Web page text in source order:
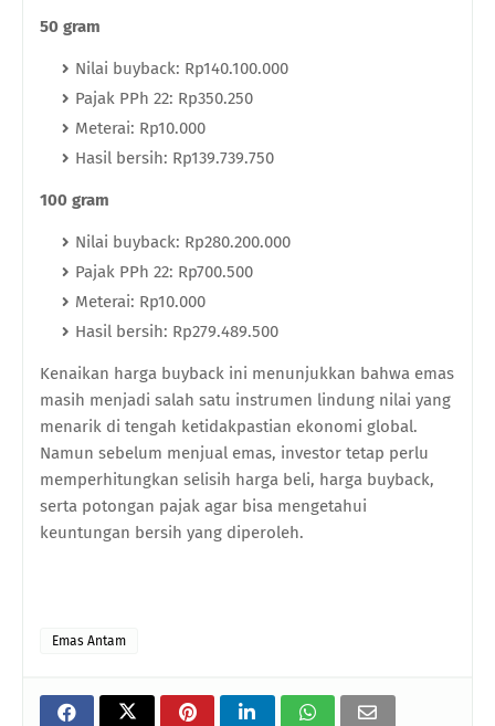
50 gram
Nilai buyback: Rp140.100.000
Pajak PPh 22: Rp350.250
Meterai: Rp10.000
Hasil bersih: Rp139.739.750
100 gram
Nilai buyback: Rp280.200.000
Pajak PPh 22: Rp700.500
Meterai: Rp10.000
Hasil bersih: Rp279.489.500
Kenaikan harga buyback ini menunjukkan bahwa emas
masih menjadi salah satu instrumen lindung nilai yang
menarik di tengah ketidakpastian ekonomi global.
Namun sebelum menjual emas, investor tetap perlu
memperhitungkan selisih harga beli, harga buyback,
serta potongan pajak agar bisa mengetahui
keuntungan bersih yang diperoleh.
Emas Antam